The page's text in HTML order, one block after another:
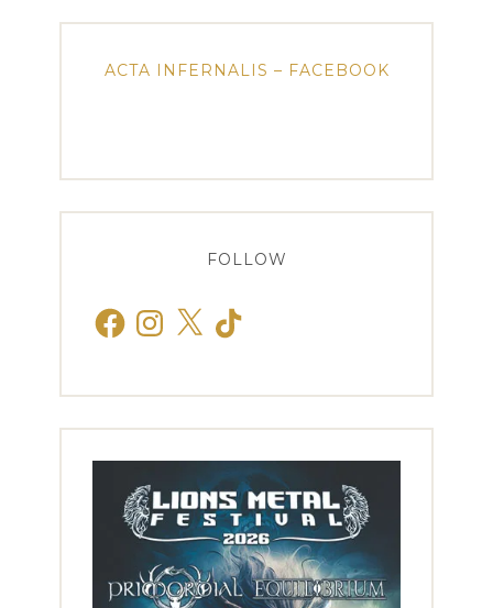
ACTA INFERNALIS – FACEBOOK
FOLLOW
FacebookInstagram
X TikTok